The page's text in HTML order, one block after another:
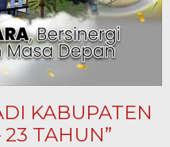
KABUPATEN
TAHUN”